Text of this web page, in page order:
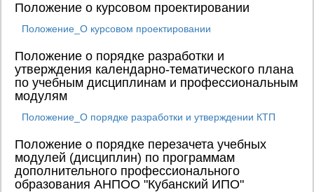
Положение о курсовом проектировании
Положение_О курсовом проектировании
Положение о порядке разработки и
утверждения календарно-тематического плана
по учебным дисциплинам и профессиональным
модулям
Положение_О порядке разработки и утверждении КТП
Положение о порядке перезачета учебных
модулей (дисциплин) по программам
дополнительного профессионального
образования АНПОО "Кубанский ИПО"